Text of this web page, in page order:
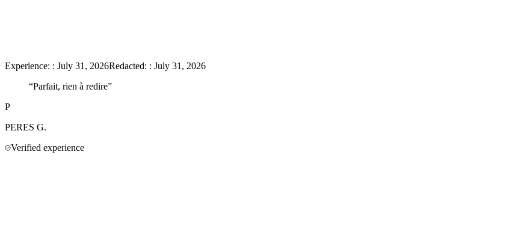
Experience: : July 31, 2026Redacted: : July 31, 2026
“Parfait, rien à redire”
P
PERES G.
Verified experience